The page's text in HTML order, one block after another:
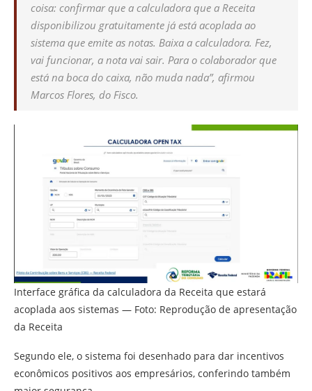
coisa: confirmar que a calculadora que a Receita
disponibilizou gratuitamente já está acoplada ao
sistema que emite as notas. Baixa a calculadora. Fez,
vai funcionar, a nota vai sair. Para o colaborador que
está na boca do caixa, não muda nada”, afirmou
Marcos Flores, do Fisco.
Interface gráfica da calculadora da Receita que estará
acoplada aos sistemas — Foto: Reprodução de apresentação
da Receita
Segundo ele, o sistema foi desenhado para dar incentivos
econômicos positivos aos empresários, conferindo também